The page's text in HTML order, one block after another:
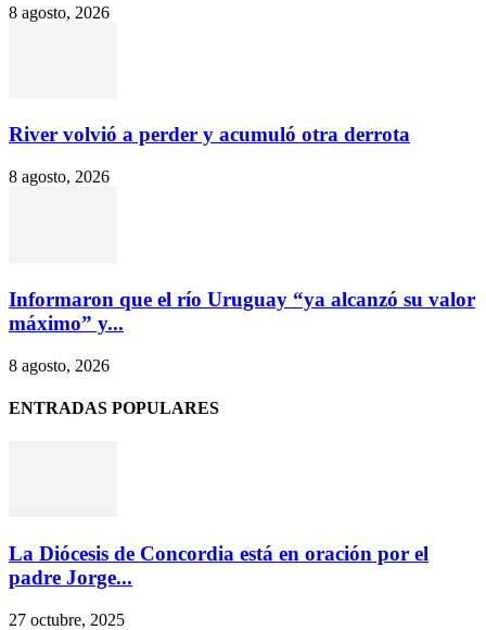
8 agosto, 2026
River volvió a perder y acumuló otra derrota
8 agosto, 2026
Informaron que el río Uruguay “ya alcanzó su valor
máximo” y...
8 agosto, 2026
ENTRADAS POPULARES
La Diócesis de Concordia está en oración por el
padre Jorge...
27 octubre, 2025